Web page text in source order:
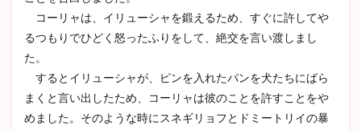
コーリャは、イリューシャを鍛えるため、すぐに許してや
るつもりでひどく怒ったふりをして、絶交を言い渡しまし
た。
するとイリューシャが、ピンを入れたパンを犬たちにばら
まくと言い出したため、コーリャは彼のことを許すことをや
めました。そのような時にスネギリョフとドミートリイの暴